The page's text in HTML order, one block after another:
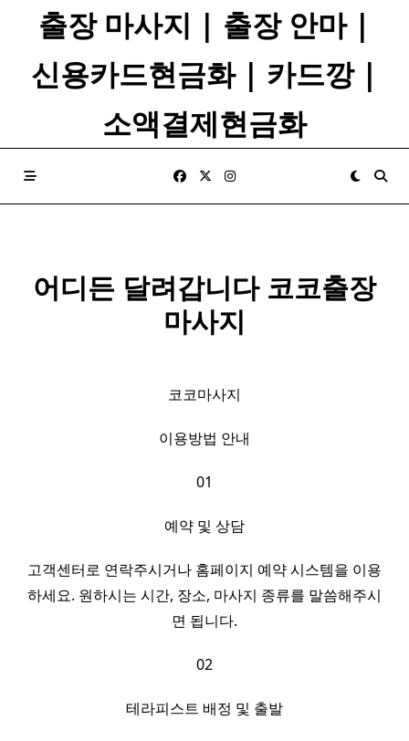
출장 마사지 | 출장 안마 |
신용카드현금화 | 카드깡 |
소액결제현금화
어디든 달려갑니다 코코출장
마사지
코코마사지
이용방법 안내
01
예약 및 상담
고객센터로 연락주시거나 홈페이지 예약 시스템을 이용
하세요. 원하시는 시간, 장소, 마사지 종류를 말씀해주시
면 됩니다.
02
테라피스트 배정 및 출발